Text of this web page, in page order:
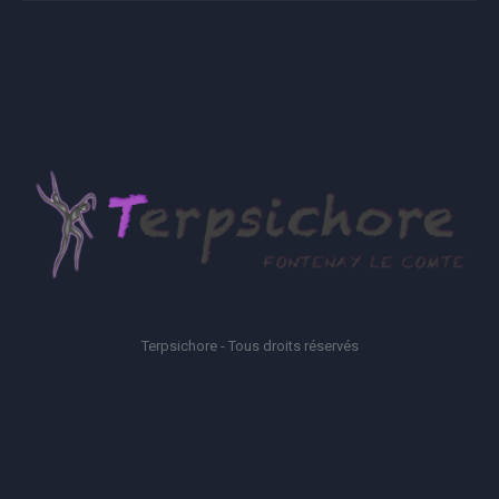
Terpsichore - Tous droits réservés